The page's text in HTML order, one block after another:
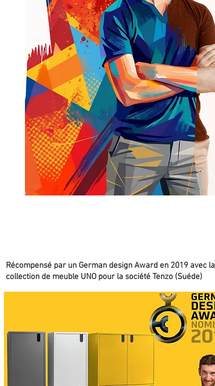
Récompensé par un German design Award en 2019 avec la
collection de meuble UNO pour la société Tenzo (Suéde)